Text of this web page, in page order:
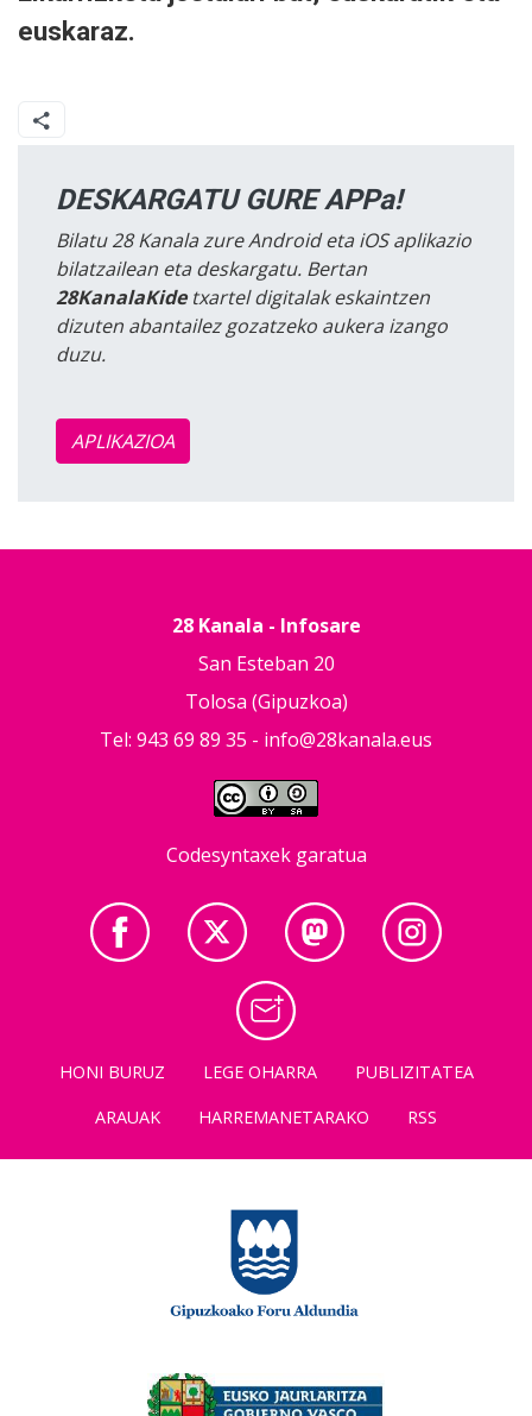
euskaraz.
DESKARGATU GURE APPa!
Bilatu 28 Kanala zure Android eta iOS aplikazio
bilatzailean eta deskargatu. Bertan
28KanalaKidetxartel digitalak eskaintzen
dizuten abantailez gozatzeko aukera izango
duzu.
APLIKAZIOA
28 Kanala - Infosare
San Esteban 20
Tolosa (Gipuzkoa)
Tel: 943 69 89 35 - info@28kanala.eus
Codesyntaxek garatua
HONI BURUZ LEGE OHARRA
PUBLIZITATEA
ARAUAK
HARREMANETARAKO RSS